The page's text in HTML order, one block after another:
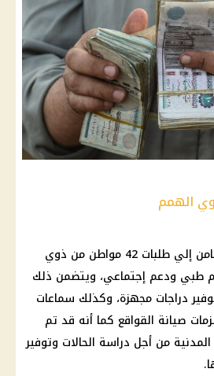
الهمم
إلي طلبات 42 مواطن من
ذوي
طبي ودعم إجتماعي، ويتضمن ذلك
دراجات مجهزة، وكذلك سماعات
صيانة القواقع كما أنه قد تم
من أجل دراسة الحالات وتوفير